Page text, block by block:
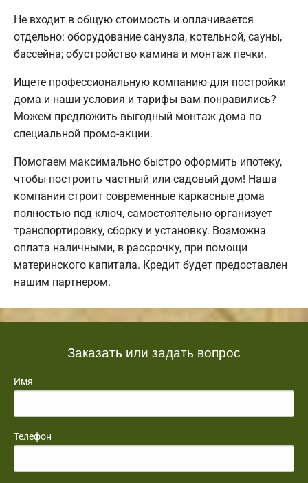
Не входит в общую стоимость и оплачивается
отдельно: оборудование санузла, котельной, сауны,
бассейна; обустройство камина и монтаж печки.
Ищете профессиональную компанию для постройки
дома и наши условия и тарифы вам понравились?
Можем предложить выгодный монтаж дома по
специальной промо-акции.
Помогаем максимально быстро оформить ипотеку,
чтобы построить частный или садовый дом! Наша
компания строит современные каркасные дома
полностью под ключ, самостоятельно организует
транспортировку, сборку и установку. Возможна
оплата наличными, в рассрочку, при помощи
материнского капитала. Кредит будет предоставлен
нашим партнером.
Заказать или задать вопрос
Имя
Телефон